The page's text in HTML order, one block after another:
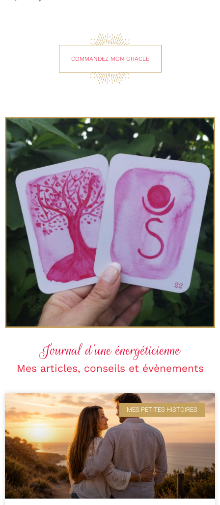
COMMANDEZ MON ORACLE
Journal d’une énergéticienne
Mes articles, conseils et évènements
MES PETITES HISTOIRES